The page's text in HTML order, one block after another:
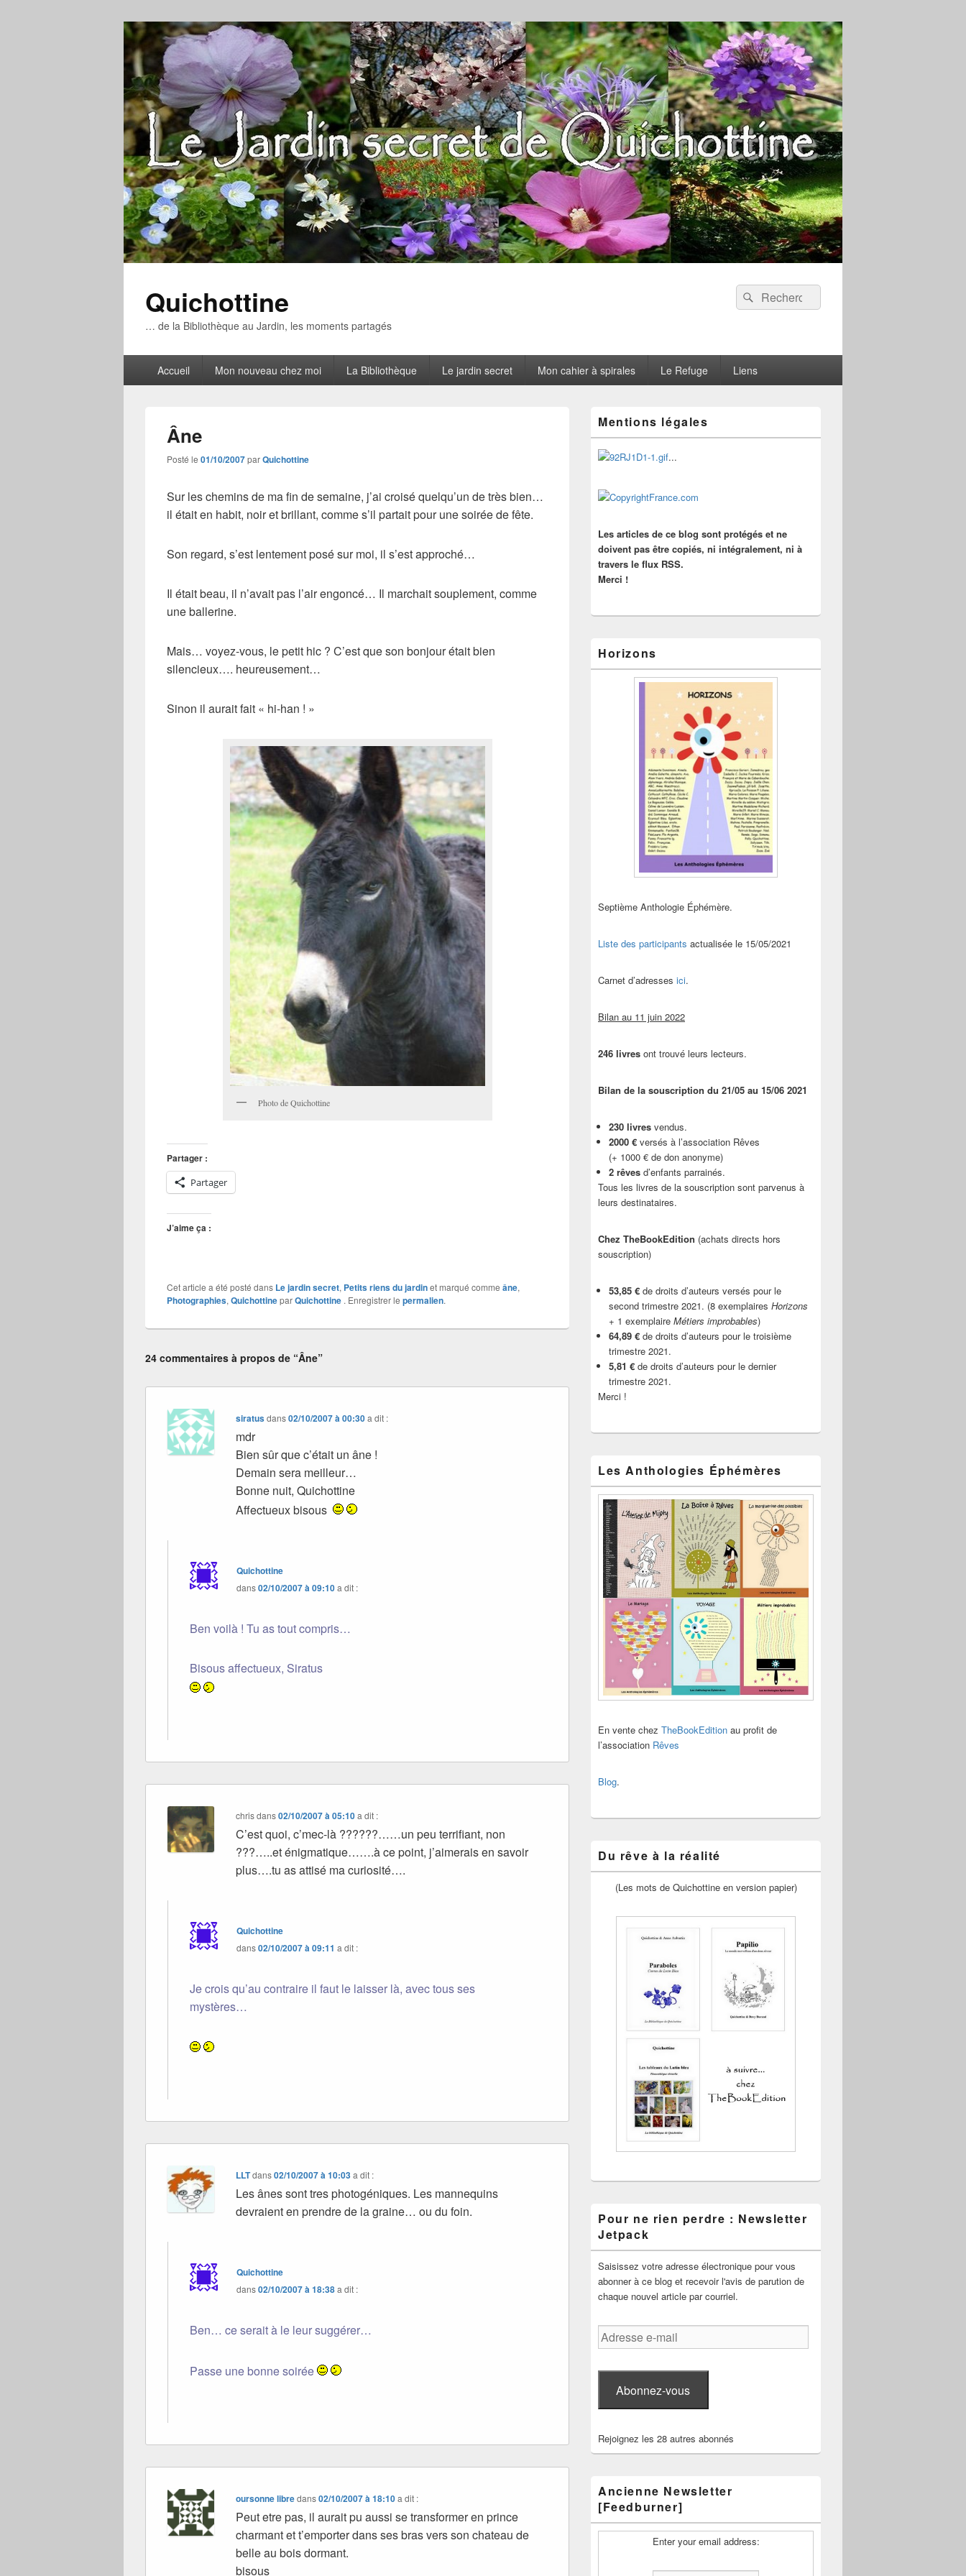
Quichottine
… de la Bibliothèque au Jardin, les moments partagés
Recherche :
Rechercher
principalAccueil Mon nouveau chez moi La Bibliothèque Le jardin secret Mon cahier à spirales Le Refuge Liens
Âne
Posté le 01/10/2007parQuichottine
Sur les chemins de ma fin de semaine, j’ai croisé quelqu’un de très bien…
il était en habit, noir et brillant, comme s’il partait pour une soirée de fête.
Son regard, s’est lentement posé sur moi, il s’est approché…
Il était beau, il n’avait pas l’air engoncé… Il marchait souplement, comme
une ballerine.
Mais… voyez-vous, le petit hic ? C’est que son bonjour était bien
silencieux…. heureusement…
Sinon il aurait fait « hi-han ! »
Photo de Quichottine
Partager :
Partager
J’aime ça :
Cet article a été posté dans Le jardin secret, Petits riens du jardinet marqué comme âne,
Photographies, QuichottineparQuichottine . Enregistrer le permalien.
24 commentaires à propos de “Âne”
siratusdans02/10/2007 à 00:30a dit :
mdr
Bien sûr que c’était un âne !
Demain sera meilleur…
Bonne nuit, Quichottine
Affectueux bisous
Quichottine
dans02/10/2007 à 09:10a dit :
Ben voilà ! Tu as tout compris…
Bisous affectueux, Siratus
chrisdans02/10/2007 à 05:10a dit :
C’est quoi, c’mec-là ??????……un peu terrifiant, non
???…..et énigmatique…….à ce point, j’aimerais en savoir
plus….tu as attisé ma curiosité….
Quichottine
dans02/10/2007 à 09:11 a dit :
Je crois qu’au contraire il faut le laisser là, avec tous ses
mystères…
LLTdans02/10/2007 à 10:03a dit :
Les ânes sont tres photogéniques. Les mannequins
devraient en prendre de la graine… ou du foin.
Quichottine
dans02/10/2007 à 18:38a dit :
Ben… ce serait à le leur suggérer…
Passe une bonne soirée
oursonne libredans02/10/2007 à 18:10a dit :
Peut etre pas, il aurait pu aussi se transformer en prince
charmant et t’emporter dans ses bras vers son chateau de
belle au bois dormant.
bisous
principale
de
widget
pour
barre
latérale
Mentions légales
...
Les articles de ce blog sont protégés et ne
doivent pas être copiés, ni intégralement, ni à
travers le flux RSS.
Merci !
Horizons
Septième Anthologie Éphémère.
Liste des participants actualisée le 15/05/2021
Carnet d’adresses ici.
Bilan au 11 juin 2022
246 livres ont trouvé leurs lecteurs.
Bilan de la souscription du 21/05 au 15/06 2021
230 livres vendus.
2000 € versés à l’association Rêves
(+ 1000 € de don anonyme)
2 rêves d’enfants parrainés.
Tous les livres de la souscription sont parvenus à
leurs destinataires.
Chez TheBookEdition (achats directs hors
souscription)
53,85 € de droits d’auteurs versés pour le
second trimestre 2021. (8 exemplaires Horizons
+ 1 exemplaire Métiers improbables)
64,89 € de droits d’auteurs pour le troisième
trimestre 2021.
5,81 € de droits d’auteurs pour le dernier
trimestre 2021.
Merci !
Les Anthologies Éphémères
En vente chez TheBookEdition au profit de
l’association Rêves
Blog.
Du rêve à la réalité
(Les mots de Quichottine en version papier)
Pour ne rien perdre : Newsletter
Jetpack
Saisissez votre adresse électronique pour vous
abonner à ce blog et recevoir l'avis de parution de
chaque nouvel article par courriel.
Adresse
e-
Abonnez-vous
Rejoignez les 28 autres abonnés
Ancienne Newsletter
[Feedburner]
Enter your email address: